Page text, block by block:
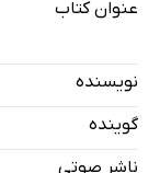
فصل اول: دلیل
فصل دوم:کمربند
فصل سوم: به
فصل چهارم: پر
عنوان کتاب
نویسنده
گوینده
ناشر صوتی